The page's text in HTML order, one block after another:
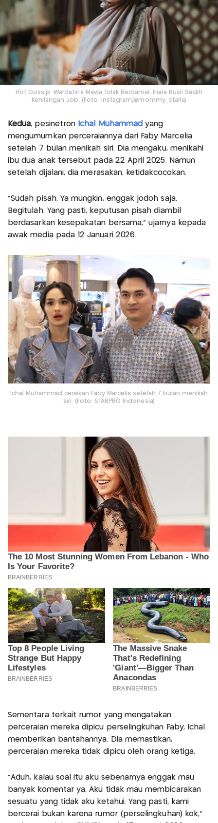
Hot Gossip: Wardatina Mawa Tolak Berdamai, Inara Rusli Sedih
Kehilangan Job. (Foto: Instagram/@mommy_starla)
Kedua, pesinetron Ichal Muhammad yang
mengumumkan perceraiannya dari Faby Marcelia
setelah 7 bulan menikah siri. Dia mengaku, menikahi
ibu dua anak tersebut pada 22 April 2025. Namun
setelah dijalani, dia merasakan, ketidakcocokan.
“Sudah pisah. Ya mungkin, enggak jodoh saja.
Begitulah. Yang pasti, keputusan pisah diambil
berdasarkan kesepakatan bersama,” ujarnya kepada
awak media pada 12 Januari 2026.
Ichal Muhammad ceraikan Faby Marcelia setelah 7 bulan menikah
siri. (Foto: STARPRO Indonesia)
Sementara terkait rumor yang mengatakan
perceraian mereka dipicu perselingkuhan Faby, Ichal
memberikan bantahannya. Dia memastikan,
perceraian mereka tidak dipicu oleh orang ketiga.
“Aduh, kalau soal itu aku sebenarnya enggak mau
banyak komentar ya. Aku tidak mau membicarakan
sesuatu yang tidak aku ketahui. Yang pasti, kami
bercerai bukan karena rumor (perselingkuhan) kok,”